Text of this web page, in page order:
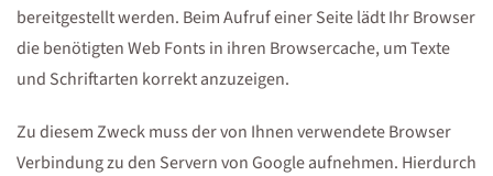
bereitgestellt werden. Beim Aufruf einer Seite lädt Ihr Browser
die benötigten Web Fonts in ihren Browsercache, um Texte
und Schriftarten korrekt anzuzeigen.
Zu diesem Zweck muss der von Ihnen verwendete Browser
Verbindung zu den Servern von Google aufnehmen. Hierdurch